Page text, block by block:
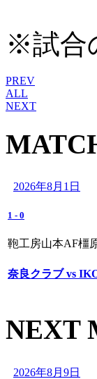
※試合
PREV
ALL
NEXT
2026年8月1日
1 - 0
鞄工房山本AF橿
奈良クラブ vs
NEXT
2026年8月9日